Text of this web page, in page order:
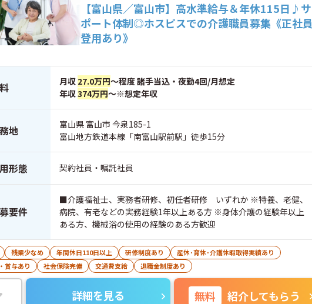
【富山県／富山市】高水準給与＆年休115日♪サ
ポート体制◎ホスピスでの介護職員募集《正社員
登用あり》
月収 27.0万円～程度 諸手当込・夜勤4回/月想定
年収374万円～※想定年収
地
富山県 富山市 今泉185-1
富山地方鉄道本線「南富山駅前駅」徒歩15分
形態 契約社員・嘱託社員
要件
■介護福祉士、実務者研修、初任者研修 いずれか ※特養、老健、
病院、有老などの実務経験1年以上ある方 ※身体介護の経験年以上
ある方、機械浴の使用の経験のある方歓迎
残業少なめ 年間休日110日以上 研修制度あり
産休･育休･介護休暇取得実績あり
賞与あり
社会保険完備 交通費支給 退職金制度あり
詳細を見る 無料 紹介してもらう